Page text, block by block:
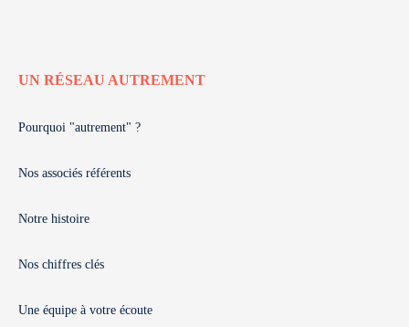
UN RÉSEAU AUTREMENT
Pourquoi "autrement" ?
Nos associés référents
Notre histoire
Nos chiffres clés
Une équipe à votre écoute